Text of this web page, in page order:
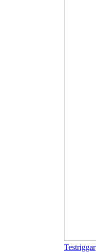
Testriggar